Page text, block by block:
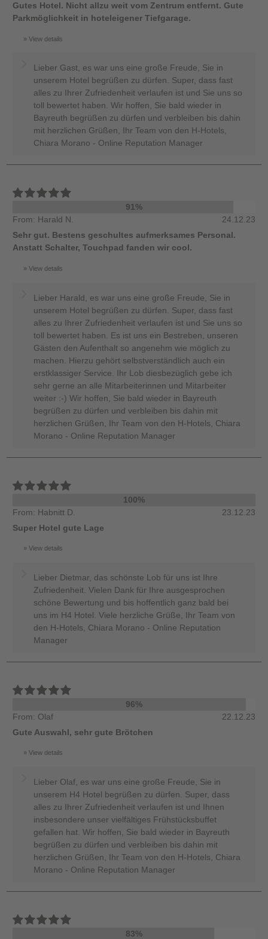
Gutes Hotel. Nicht allzu weit vom Zentrum entfernt. Gute
Parkmöglichkeit in hoteleigener Tiefgarage.
View details
Lieber Gast, es war uns eine große Freude, Sie in
unserem Hotel begrüßen zu dürfen. Super, dass fast
alles zu Ihrer Zufriedenheit verlaufen ist und Sie uns so
toll bewertet haben. Wir hoffen, Sie bald wieder in
Bayreuth begrüßen zu dürfen und verbleiben bis dahin
mit herzlichen Grüßen, Ihr Team von den H-Hotels,
Chiara Morano - Online Reputation Manager
91%
From: Harald N.
24.12.23
Sehr gut. Bestens geschultes aufmerksames Personal.
Anstatt Schalter, Touchpad fanden wir cool.
View details
Lieber Harald, es war uns eine große Freude, Sie in
unserem Hotel begrüßen zu dürfen. Super, dass fast
alles zu Ihrer Zufriedenheit verlaufen ist und Sie uns so
toll bewertet haben. Es ist uns ein Bestreben, unseren
Gästen den Aufenthalt so angenehm wie möglich zu
machen. Hierzu gehört selbstverständlich auch ein
erstklassiger Service. Ihr Lob diesbezüglich gebe ich
sehr gerne an alle Mitarbeiterinnen und Mitarbeiter
weiter :-) Wir hoffen, Sie bald wieder in Bayreuth
begrüßen zu dürfen und verbleiben bis dahin mit
herzlichen Grüßen, Ihr Team von den H-Hotels, Chiara
Morano - Online Reputation Manager
100%
From: Habnitt D.
23.12.23
Super Hotel gute Lage
View details
Lieber Dietmar, das schönste Lob für uns ist Ihre
Zufriedenheit. Vielen Dank für Ihre ausgesprochen
schöne Bewertung und bis hoffentlich ganz bald bei
uns im H4 Hotel. Viele herzliche Grüße, Ihr Team von
den H-Hotels, Chiara Morano - Online Reputation
Manager
96%
From: Olaf
22.12.23
Gute Auswahl, sehr gute Brötchen
View details
Lieber Olaf, es war uns eine große Freude, Sie in
unserem H4 Hotel begrüßen zu dürfen. Super, dass
alles zu Ihrer Zufriedenheit verlaufen ist und Ihnen
insbesondere unser vielfältiges Frühstücksbuffet
gefallen hat. Wir hoffen, Sie bald wieder in Bayreuth
begrüßen zu dürfen und verbleiben bis dahin mit
herzlichen Grüßen, Ihr Team von den H-Hotels, Chiara
Morano - Online Reputation Manager
83%